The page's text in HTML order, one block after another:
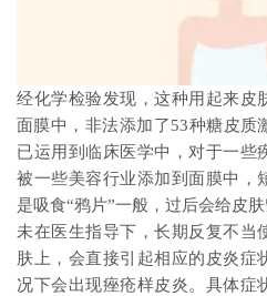
经化学检验发现，这种用起来皮
面膜中，非法添加了53种糖皮质
已运用到临床医学中，对于一些
被一些美容行业添加到面膜中，
是吸食“鸦片”一般，过后会给皮肤
未在医生指导下，长期反复不当
肤上，会直接引起相应的皮炎症
况下会出现痤疮样皮炎。具体症